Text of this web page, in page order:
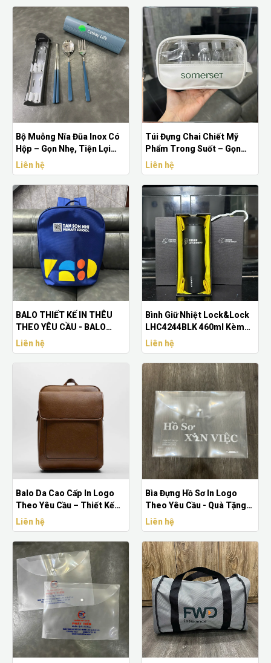
Bộ Muỗng Nĩa Đũa Inox Có
Hộp – Gọn Nhẹ, Tiện Lợi
Mang Theo Mọi Nơi
Liên hệ
Túi Đựng Chai Chiết Mỹ
Phẩm Trong Suốt – Gọn
Nhẹ, Tiện Dụng Khi Du Lịch
Liên hệ
BALO THIẾT KẾ IN THÊU
THEO YÊU CẦU - BALO
TRƯỜNG HỌC, SỰ KIỆN
CHẤT LƯỢNG CAO
Liên hệ
Bình Giữ Nhiệt Lock&Lock
LHC4244BLK 460ml Kèm
Hộp – In Logo Theo Yêu
Cầu
Liên hệ
Balo Da Cao Cấp In Logo
Theo Yêu Cầu – Thiết Kế
Sang Trọng Làm Quà Tặng
Doanh Nghiệp
Liên hệ
Bìa Đựng Hồ Sơ In Logo
Theo Yêu Cầu - Quà Tặng
Doanh Nghiệp Chuyên
Nghiệp
Liên hệ